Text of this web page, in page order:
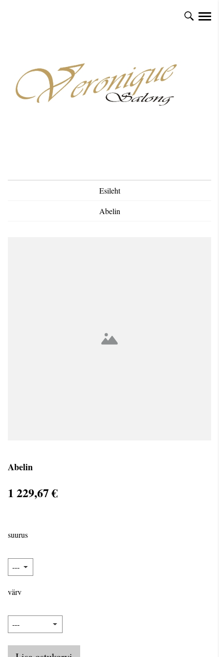
Esileht
Abelin
Abelin
1 229,67 €
suurus
värv